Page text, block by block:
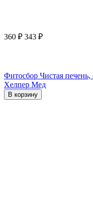
360 ₽ 343 ₽
Фитосбор Чистая
Хелпер Мед
В корзину